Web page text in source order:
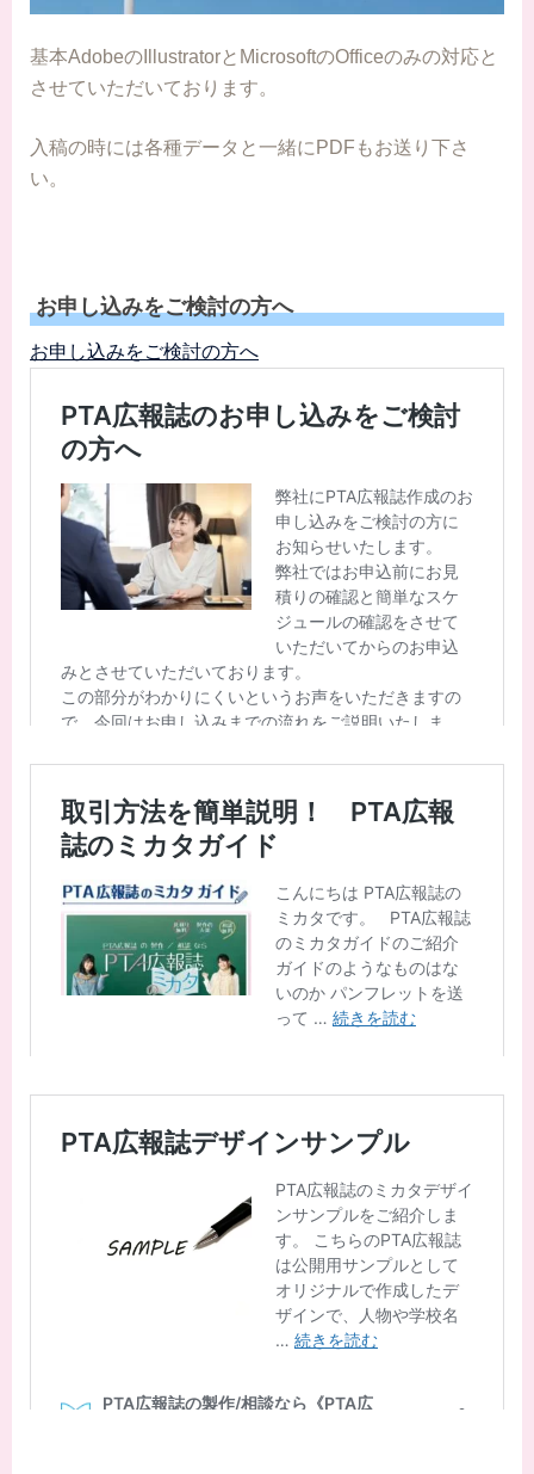
基本AdobeのIllustratorとMicrosoftのOfficeのみの対応と
させていただいております。
入稿の時には各種データと一緒にPDFもお送り下さ
い。
お申し込みをご検討の方へ
お申し込みをご検討の方へ